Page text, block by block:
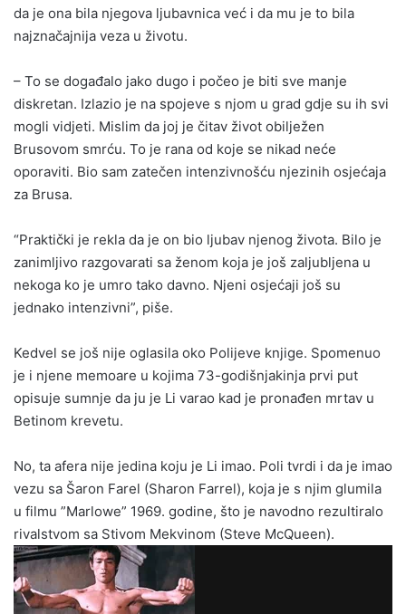
da je ona bila njegova ljubavnica već i da mu je to bila
najznačajnija veza u životu.
– To se događalo jako dugo i počeo je biti sve manje
diskretan. Izlazio je na spojeve s njom u grad gdje su ih svi
mogli vidjeti. Mislim da joj je čitav život obilježen
Brusovom smrću. To je rana od koje se nikad neće
oporaviti. Bio sam zatečen intenzivnošću njezinih osjećaja
za Brusa.
“Praktički je rekla da je on bio ljubav njenog života. Bilo je
zanimljivo razgovarati sa ženom koja je još zaljubljena u
nekoga ko je umro tako davno. Njeni osjećaji još su
jednako intenzivni”, piše.
Kedvel se još nije oglasila oko Polijeve knjige. Spomenuo
je i njene memoare u kojima 73-godišnjakinja prvi put
opisuje sumnje da ju je Li varao kad je pronađen mrtav u
Betinom krevetu.
No, ta afera nije jedina koju je Li imao. Poli tvrdi i da je imao
vezu sa Šaron Farel (Sharon Farrel), koja je s njim glumila
u filmu ”Marlowe” 1969. godine, što je navodno rezultiralo
rivalstvom sa Stivom Mekvinom (Steve McQueen).